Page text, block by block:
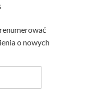
o nowych